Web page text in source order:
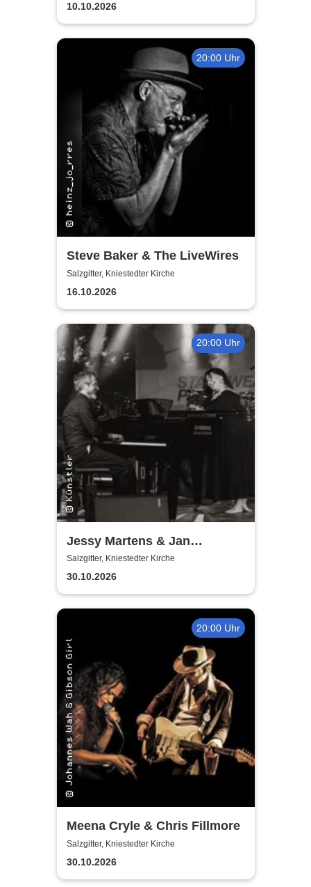
10.10.2026
20:00 Uhr
Steve Baker & The LiveWires
Salzgitter, Kniestedter Kirche
16.10.2026
20:00 Uhr
Jessy Martens & Jan
Fischer's Blues Support
Salzgitter, Kniestedter Kirche
30.10.2026
20:00 Uhr
Meena Cryle & Chris Fillmore
Salzgitter, Kniestedter Kirche
30.10.2026